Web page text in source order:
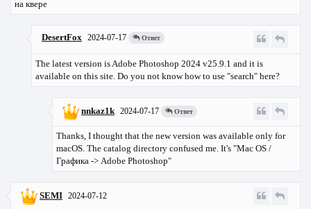
на квере
DesertFox 2024-07-17 Ответ
The latest version is Adobe Photoshop 2024 v25.9.1 and it is
available on this site. Do you not know how to use "search" here?
nnkaz1k 2024-07-17 Ответ
Thanks, I thought that the new version was available only for
macOS. The catalog directory confused me. It's "Mac OS /
Графика -> Adobe Photoshop"
SEMI 2024-07-12